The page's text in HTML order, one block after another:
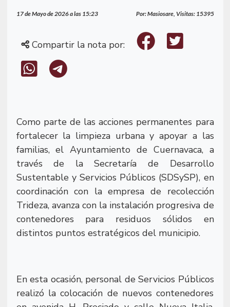
17 de Mayo de 2026 a las 15:23 Por: Masiosare, Visitas: 15395
Compartir la nota por:
Como parte de las acciones permanentes para
fortalecer la limpieza urbana y apoyar a las
familias, el Ayuntamiento de Cuernavaca, a
través de la Secretaría de Desarrollo
Sustentable y Servicios Públicos (SDSySP), en
coordinación con la empresa de recolección
Trideza, avanza con la instalación progresiva de
contenedores para residuos sólidos en
distintos puntos estratégicos del municipio.
En esta ocasión, personal de Servicios Públicos
realizó la colocación de nuevos contenedores